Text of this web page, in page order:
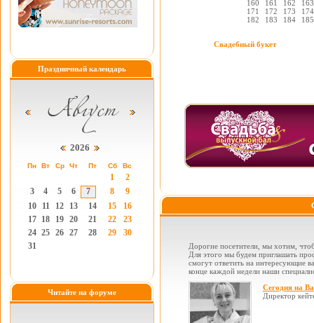
Праздничный календарь
2026
Пн Вт Ср Чт Пт Сб Вс
1
2
3
4 5 6 7 8
9
10
11 12 13 14 15
16
17
18 19 20 21 22
23
24 25 26 27 28 29
30
31
Читайте на форуме
160 161 162
163
171
172 173
174
182
183 184 185
Свадебный букет
Дорогие посетители, мы хотим,
Для этого мы будем приглашать
смогут ответить на интересующие
конце каждой недели наши
Сегодня на
Директор